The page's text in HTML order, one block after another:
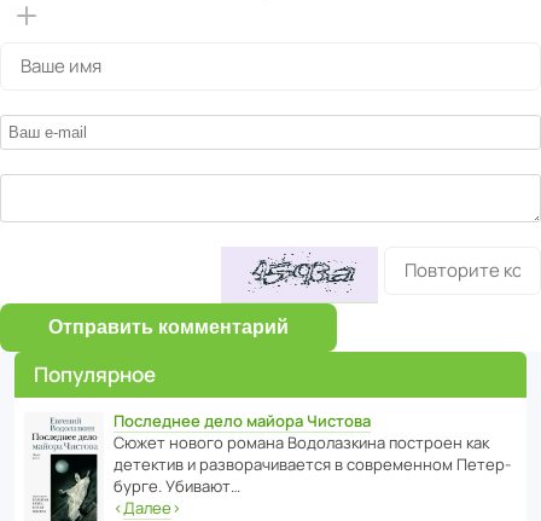
Отправить комментарий
Популярное
Последнее дело майора Чистова
Сюжет нового романа Водо­ла­з­кина пост­роен как
дете­ктив и разво­ра­чи­ва­ется в совре­менном Пете­р­
бурге. Убивают…
‹Далее›